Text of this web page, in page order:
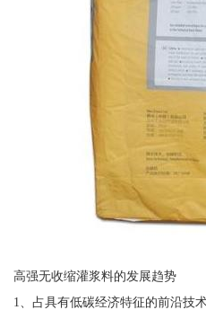
高强无收缩灌浆料的发展趋势
1、占具有低碳经济特征的前沿技